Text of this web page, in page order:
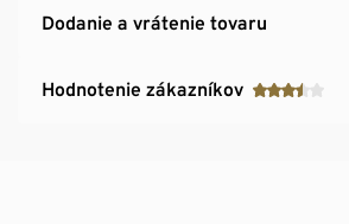
Dodanie a vrátenie tovaru
Hodnotenie zákazníkov